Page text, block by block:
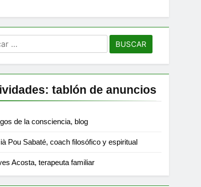
tablón de anuncios
de la consciencia, blog
Pou Sabaté, coach filosófico y espiritual
Acosta, terapeuta familiar